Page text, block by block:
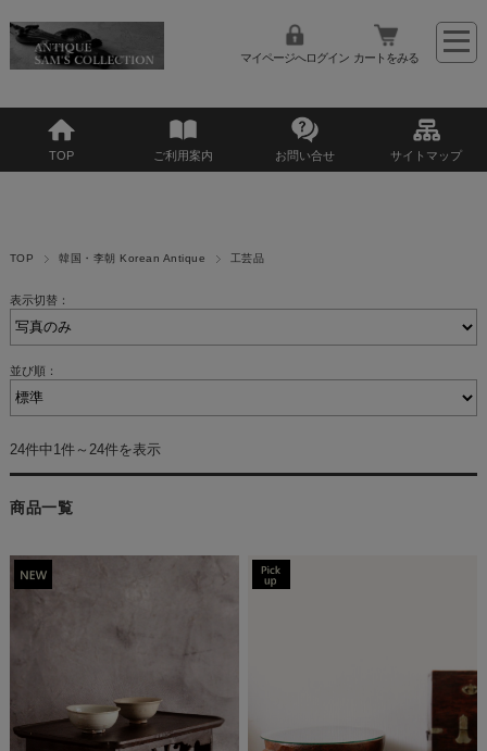
マイページへログイン カートをみる
TOP ご利用案内 お問い合せ サイトマップ
TOP 韓国・李朝 Korean Antique 工芸品
表示切替：
並び順：
24件中1件～24件を表示
商品一覧